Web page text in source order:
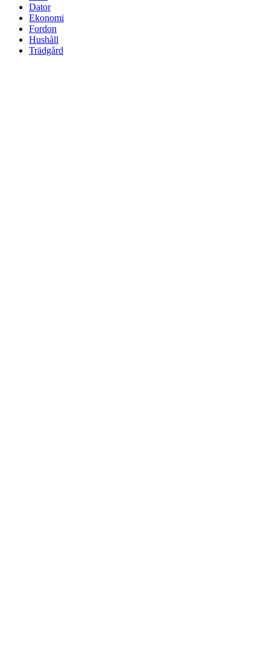
Dator
Ekonomi
Fordon
Hushåll
Trädgård